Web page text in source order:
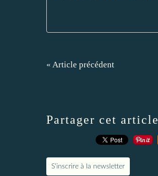
« Article précédent
Partager cet article
S'inscrire à la newsletter